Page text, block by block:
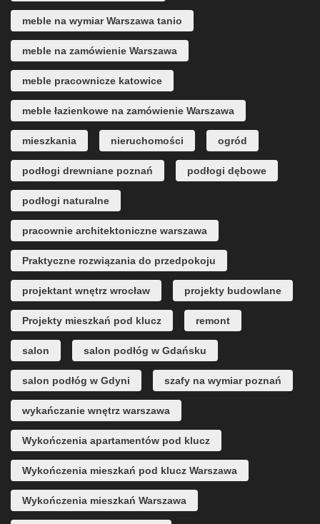
meble na wymiar Warszawa tanio
meble na zamówienie Warszawa
meble pracownicze katowice
meble łazienkowe na zamówienie Warszawa
mieszkania nieruchomości ogród
podłogi drewniane poznań podłogi dębowe
podłogi naturalne
pracownie architektoniczne warszawa
Praktyczne rozwiązania do przedpokoju
projektant wnętrz wrocław projekty budowlane
Projekty mieszkań pod klucz remont
salon salon podłóg w Gdańsku
salon podłóg w Gdyni szafy na wymiar poznań
wykańczanie wnętrz warszawa
Wykończenia apartamentów pod klucz
Wykończenia mieszkań pod klucz Warszawa
Wykończenia mieszkań Warszawa